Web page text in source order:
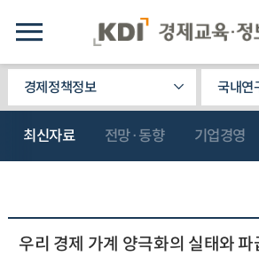
경제정책정보 국내연
최신자료 전망·동향 기업경영
우리 경제 가계 양극화의 실태와 파